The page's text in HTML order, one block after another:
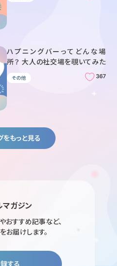
ハプニングバーってどんな場
所？ 大人の社交場を覗いてみた
その他 367
をもっと見る
マガジン
おすすめ記事など、
お届けします。
する